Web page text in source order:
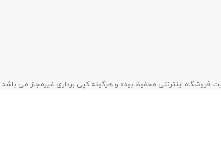
فروشگاه اینترنتی محفوظ بوده و هرگونه کپی برداری غیرمجاز می باشد.